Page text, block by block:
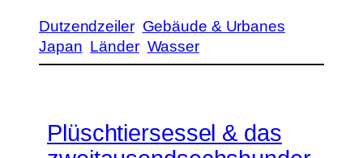
Dutzendzeiler Gebäude & Urbanes
Japan Länder Wasser
Plüschtiersessel & das